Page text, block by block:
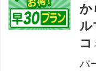
か
ル
パ